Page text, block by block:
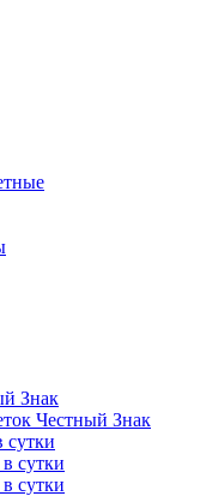
Знак
Честный Знак
сутки
сутки
сутки